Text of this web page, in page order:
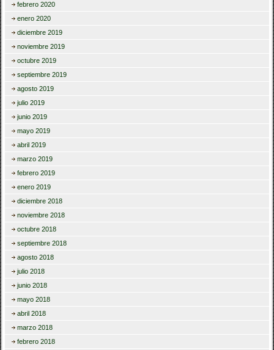
febrero 2020
enero 2020
diciembre 2019
noviembre 2019
octubre 2019
septiembre 2019
agosto 2019
julio 2019
junio 2019
mayo 2019
abril 2019
marzo 2019
febrero 2019
enero 2019
diciembre 2018
noviembre 2018
octubre 2018
septiembre 2018
agosto 2018
julio 2018
junio 2018
mayo 2018
abril 2018
marzo 2018
febrero 2018